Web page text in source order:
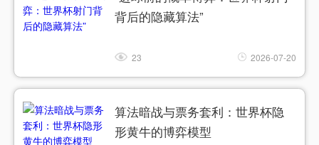
背后的隐藏算法”
23 2026-07-20
算法暗战与票务套利：世界杯隐
形黄牛的博弈模型